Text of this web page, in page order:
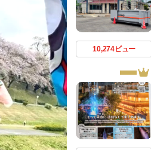
10,274ビュー